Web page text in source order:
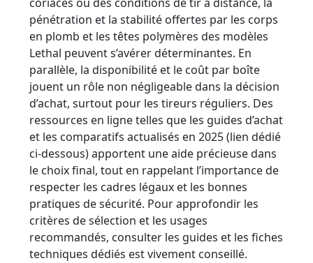
pénétration et la stabilité offertes par les corps
en plomb et les têtes polymères des modèles
Lethal peuvent s’avérer déterminantes. En
parallèle, la disponibilité et le coût par boîte
jouent un rôle non négligeable dans la décision
d’achat, surtout pour les tireurs réguliers. Des
ressources en ligne telles que les guides d’achat
et les comparatifs actualisés en 2025 (lien dédié
ci-dessous) apportent une aide précieuse dans
le choix final, tout en rappelant l’importance de
respecter les cadres légaux et les bonnes
pratiques de sécurité. Pour approfondir les
critères de sélection et les usages
recommandés, consulter les guides et les fiches
techniques dédiés est vivement conseillé.